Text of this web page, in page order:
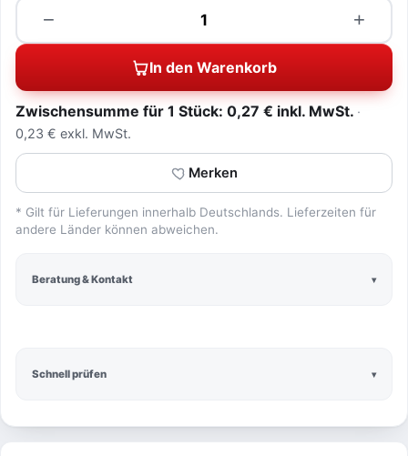
Schnell prüfen
−
Menge +
In den Warenkorb
Zwischensumme für 1 Stück: 0,27 € inkl. MwSt.
0,23 € exkl. MwSt.
Merken
* Gilt für Lieferungen innerhalb Deutschlands. Lieferzeiten für
andere Länder können abweichen.
Beratung & Kontakt